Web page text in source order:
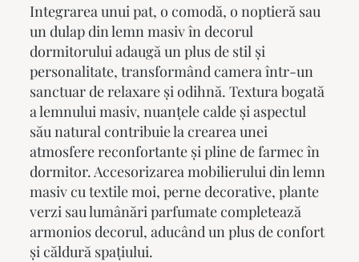
Integrarea unui pat, o comodă, o noptieră sau
un dulap din lemn masiv în decorul
dormitorului adaugă un plus de stil și
personalitate, transformând camera într-un
sanctuar de relaxare și odihnă. Textura bogată
a lemnului masiv, nuanțele calde și aspectul
său natural contribuie la crearea unei
atmosfere reconfortante și pline de farmec în
dormitor. Accesorizarea mobilierului din lemn
masiv cu textile moi, perne decorative, plante
verzi sau lumânări parfumate completează
armonios decorul, aducând un plus de confort
și căldură spațiului.